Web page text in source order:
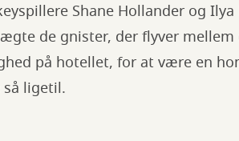
Shane Hollander og
de gnister, der flyver
på hotellet, for at være en
ligetil.